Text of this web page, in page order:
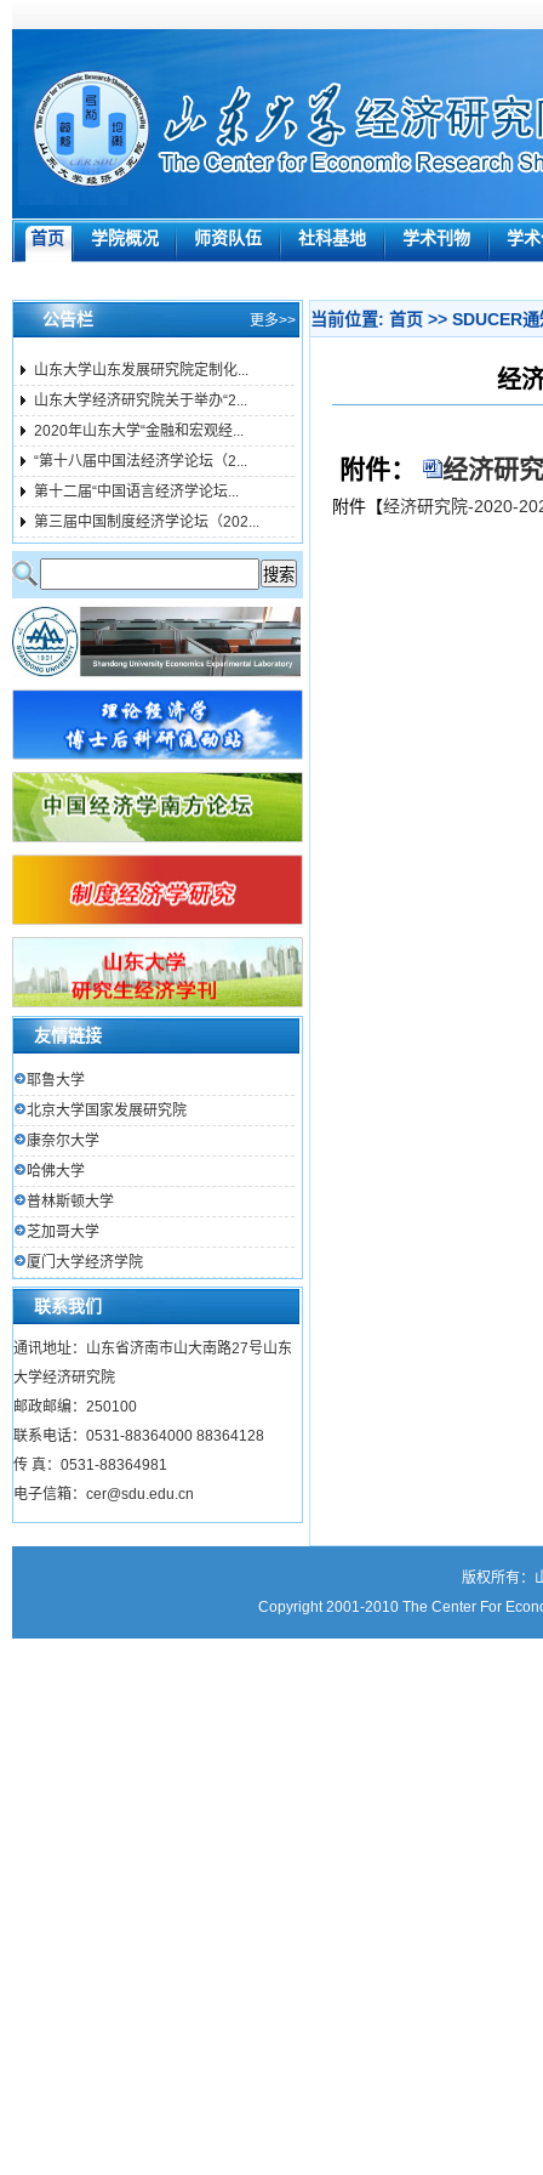
首页 学院概况 师资队伍 社科基地 学术刊物 学
公告栏 更多>>
山东大学山东发展研究院定制化...
山东大学经济研究院关于举办“2...
2020年山东大学“金融和宏观经...
“第十八届中国法经济学论坛（2...
第十二届“中国语言经济学论坛...
第三届中国制度经济学论坛（202...
友情链接
耶鲁大学
北京大学国家发展研究院
康奈尔大学
哈佛大学
普林斯顿大学
芝加哥大学
厦门大学经济学院
联系我们
通讯地址：山东省济南市山大南路27号山东
大学经济研究院
邮政邮编：250100
联系电话：0531-88364000 88364128
传 真：0531-88364981
电子信箱：cer@sdu.edu.cn
当前位置: 首页 >> SDUCER通
经
附件： 经济研
附件【经济研究院-2020-
版权所有：
Copyright 2001-2010 The Center For